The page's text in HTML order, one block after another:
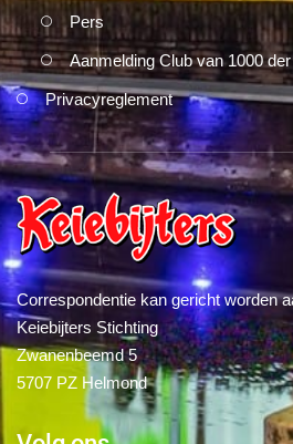
Pers
Aanmelding Club van 1000
Privacyreglement
Correspondentie kan gericht worden
Keiebijters Stichting
Zwanenbeemd 5
5707 PZ Helmond